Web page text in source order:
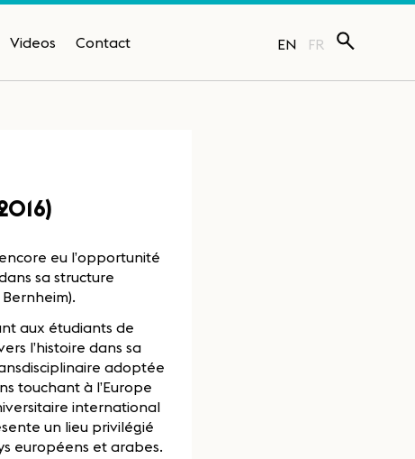
Videos Contact EN FR
eu l’opportunité
sa structure
aux étudiants de
l’histoire dans sa
adoptée
touchant à l’Europe
international
un lieu privilégié
européens et arabes.